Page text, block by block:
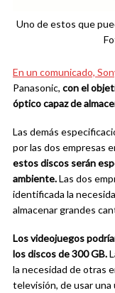
Uno de estos que
En un comunicado,
Panasonic, con el
óptico capaz de
Las demás
por las dos empresas
estos discos serán
ambiente.Las dos
identificada la
almacenar grandes
Los videojuegos
los discos de 300 GB.
la necesidad de otras
televisión, de usar una